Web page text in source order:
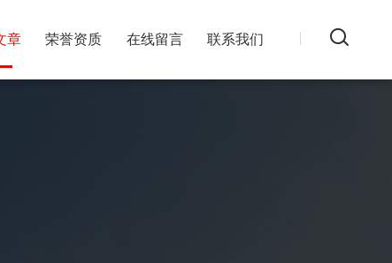
章 荣誉资质 在线留言 联系我们